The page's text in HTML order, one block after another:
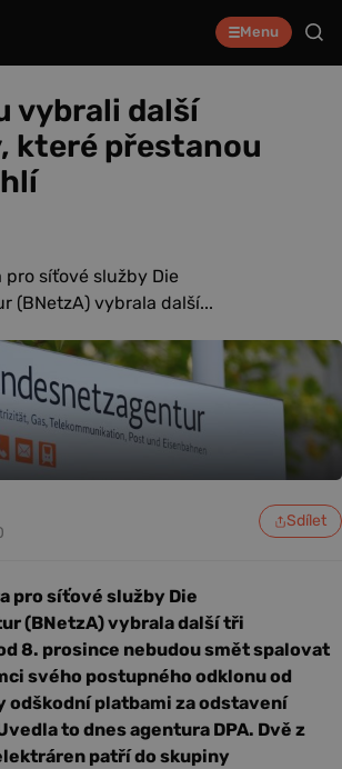
Menu
vybrali další
které přestanou
pro síťové služby Die
(BNetzA) vybrala další...
Sdílet
pro síťové služby Die
(BNetzA) vybrala další tři
8. prosince nebudou smět spalovat
svého postupného odklonu od
odškodní platbami za odstavení
to dnes agentura DPA. Dvě z
patří do skupiny